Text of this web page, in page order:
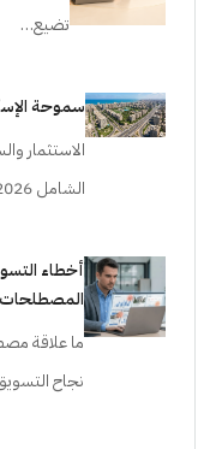
تضيع…
سموحة الإسكندرية 2026 |
الاستثمار
الشامل 2026 تعتبر…
أخطاء
المصطلحات
ما علاقة
نجاح